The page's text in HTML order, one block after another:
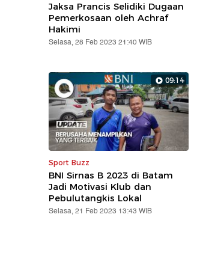
Jaksa Prancis Selidiki Dugaan
Pemerkosaan oleh Achraf
Hakimi
Selasa, 28 Feb 2023 21:40 WIB
09:14
Sport Buzz
BNI Sirnas B 2023 di Batam
Jadi Motivasi Klub dan
Pebulutangkis Lokal
Selasa, 21 Feb 2023 13:43 WIB